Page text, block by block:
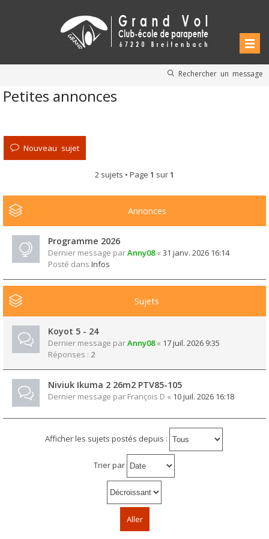
Rechercher un message
Petites annonces
Nouveau sujet
2 sujets • Page 1 sur1
Annonces
Programme 2026
Dernier message parAnny08« 31 janv. 2026 16:14
Posté dans Infos
Sujets
Koyot 5 - 24
Dernier message parAnny08« 17 juil. 2026 9:35
Réponses : 2
Niviuk Ikuma 2 26m2 PTV85-105
Dernier message par François D « 10 juil. 2026 16:18
Afficher les sujets postés depuis :
Trier par